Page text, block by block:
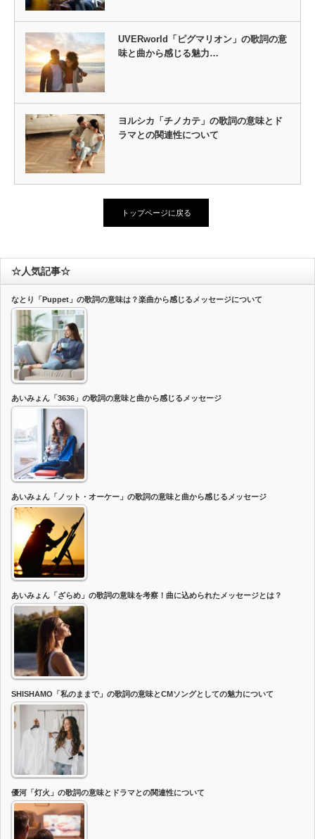
UVERworld「ピグマリオン」の歌詞の意
味と曲から感じる魅力…
ヨルシカ「チノカテ」の歌詞の意味とド
ラマとの関連性について
トップページに戻る
☆人気記事☆
なとり「Puppet」の歌詞の意味は？楽曲から感じるメッセージについて
あいみょん「3636」の歌詞の意味と曲から感じるメッセージ
あいみょん「ノット・オーケー」の歌詞の意味と曲から感じるメッセージ
あいみょん「ざらめ」の歌詞の意味を考察！曲に込められたメッセージとは？
SHISHAMO「私のままで」の歌詞の意味とCMソングとしての魅力について
優河「灯火」の歌詞の意味とドラマとの関連性について